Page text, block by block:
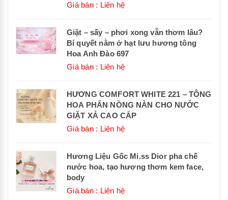
Giá bán : Liên hệ
Giặt – sấy – phơi xong vẫn thơm lâu?
Bí quyết nằm ở hạt lưu hương tông
Hoa Anh Đào 697
Giá bán : Liên hệ
HƯƠNG COMFORT WHITE 221 – TÔNG
HOA PHẤN NỒNG NÀN CHO NƯỚC
GIẶT XẢ CAO CẤP
Giá bán : Liên hệ
Hương Liệu Gốc Mi.ss Dior pha chế
nước hoa, tạo hương thơm kem face,
body
Giá bán : Liên hệ